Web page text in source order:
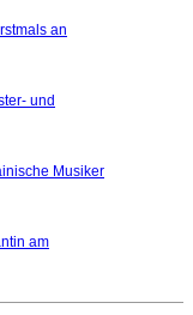
an
und
Musiker
am